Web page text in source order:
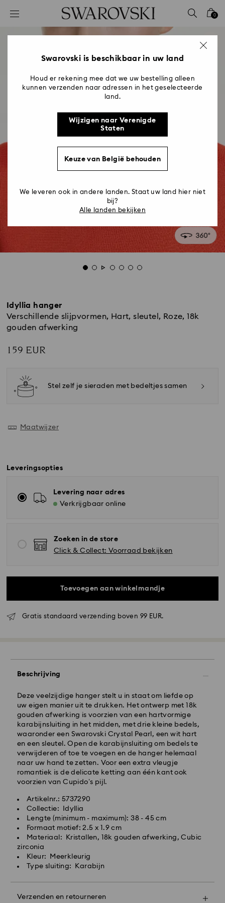
Lijst met toegangscodes
0 - Koptekst
2 - Voettekst
0
Idyllia hanger
Verschillende slijpvormen, Hart, sleutel, Roze, ‎18k
gouden afwerking
159 EUR
Stel zelf je sieraden met bedeltjes samen
Maatwijzer
Leveringsopties
Levering naar adres
Verkrijgbaar online
Zoeken in de store
Click & Collect: Voorraad bekijken
Toevoegen aan winkelmandje
Gratis standaard verzending boven 99 EUR.
Beschrijving
Deze veelzijdige hanger stelt u in staat om liefde op
uw eigen manier uit te drukken. Het ontwerp met 18k
gouden afwerking is voorzien van een hartvormige
karabijnsluiting in het midden, met drie kleine bedels,
waaronder een Swarovski Crystal Pearl, een wit hart
en een sleutel. Open de karabijnsluiting om bedels te
verwijderen of toe te voegen en de hanger helemaal
naar uw hand te zetten. Voor een extra vleugje
romantiek is de delicate ketting aan één kant ook
voorzien van Cupido’s pijl.
Artikelnr.: 5737290
Collectie: Idyllia
Lengte (minimum - maximum): 38 - 45 cm
Formaat motief: 2.5 x 1.9 cm
Materiaal: Kristallen, 18k gouden afwerking, Cubic
zirconia
Kleur: Meerkleurig
Type sluiting: Karabijn
Verzenden en retourneren
Standaard verzending - GLS
10:00 uur CET zullen de dezelfde werkdag
worden verwerkt en verzonden.
Standaard verzending tijd: 2 werkdag na verwerking
en verzending
Standaard verzending : EUR 6.95
Gratis standaard verzending bij meer dan EUR 99
Expresslevering - FedEx
Swarovski kan momenteel niet leveren aan
laatste betaling.
Swarovski kristal is een delicaat materiaal dat met
onderstaande adviezen op om ervoor te zorgen dat
je Swarovski product gedurende een langere periode
in de best mogelijke staat blijft en om schade te
voorkomen:
Sieraden en horloges:
Bewaar je sieraden in de originele verpakking of in
een zacht tasje om krassen te voorkomen.
zwemmen en/of producten verzorgingsproducten
Swarovski is beschikbaar in uw land
Houd er rekening mee dat we uw bestelling alleen
kunnen verzenden naar adressen in het geselecteerde
land.
Wijzigen naar Verenigde
Staten
Keuze van België behouden
We leveren ook in andere landen. Staat uw land hier niet
bij?
Alle landen bekijken